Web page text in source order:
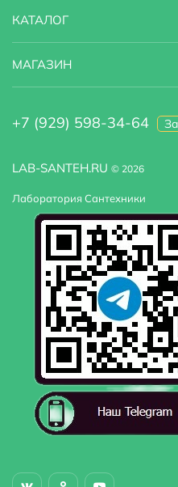
LAB-SANTEH.RU © 2026
Лаборатория Сантехники
КАТАЛОГ
МАГАЗИН
+7 (929) 598-34-64